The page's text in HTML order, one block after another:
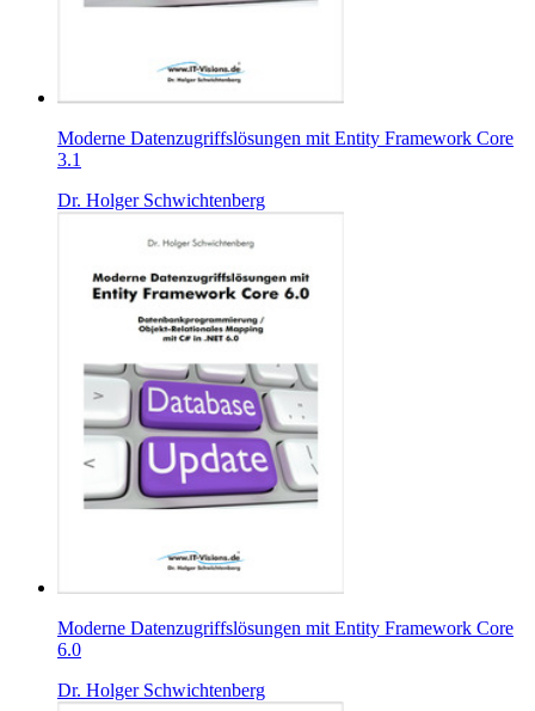
Moderne Datenzugriffslösungen mit Entity Framework Core
3.1
Dr. Holger Schwichtenberg
Moderne Datenzugriffslösungen mit Entity Framework Core
6.0
Dr. Holger Schwichtenberg